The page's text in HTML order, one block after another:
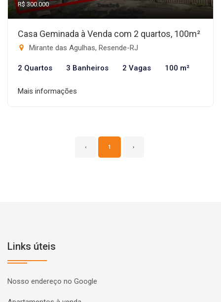
R$ 300.000
Casa Geminada à Venda com 2 quartos, 100m²
Mirante das Agulhas, Resende-RJ
2 Quartos 3 Banheiros 2 Vagas 100 m²
Mais informações
‹ 1 ›
Links úteis
Nosso endereço no Google